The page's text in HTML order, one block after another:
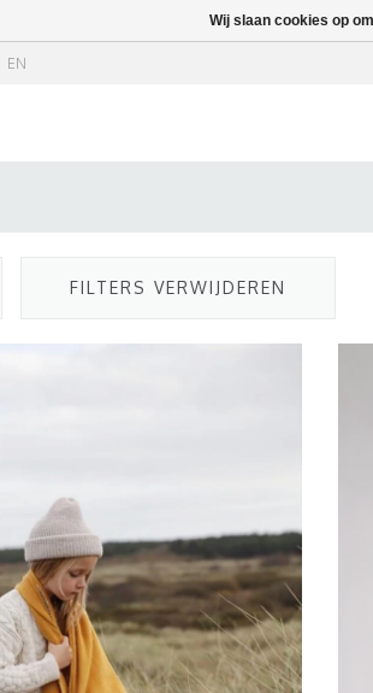
EN
FILTERS VERWIJDEREN
Wij slaan cookies op